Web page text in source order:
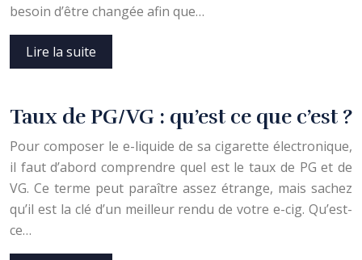
besoin d’être changée afin que…
Lire la suite
Taux de PG/VG : qu’est ce que c’est ?
Pour composer le e-liquide de sa cigarette électronique,
il faut d’abord comprendre quel est le taux de PG et de
VG. Ce terme peut paraître assez étrange, mais sachez
qu’il est la clé d’un meilleur rendu de votre e-cig. Qu’est-
ce…